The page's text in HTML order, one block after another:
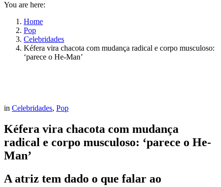
You are here:
Home
Pop
Celebridades
Kéfera vira chacota com mudança radical e corpo musculoso:
‘parece o He-Man’
in Celebridades, Pop
Kéfera vira chacota com mudança
radical e corpo musculoso: ‘parece o He-
Man’
A atriz tem dado o que falar ao